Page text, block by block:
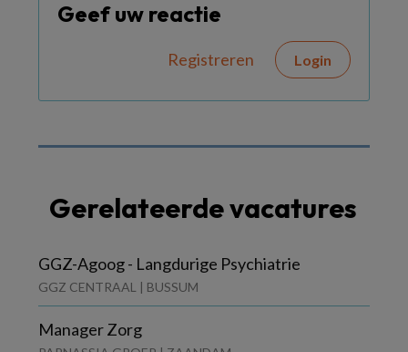
Geef uw reactie
Registreren Login
Gerelateerde vacatures
GGZ-Agoog - Langdurige Psychiatrie
GGZ CENTRAAL | BUSSUM
Manager Zorg